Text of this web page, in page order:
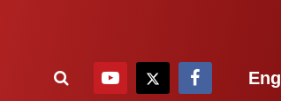
Eng